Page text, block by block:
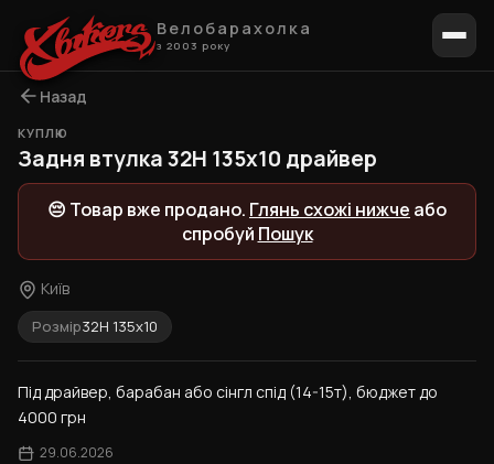
Велобарахолка
з 2003 року
Назад
КУПЛЮ
Задня втулка 32H 135x10 драйвер
😔 Товар вже продано. Глянь схожі нижче або
спробуй Пошук
Київ
Розмір32H 135x10
Під драйвер, барабан або сінгл спід (14-15т), бюджет до
4000 грн
29.06.2026